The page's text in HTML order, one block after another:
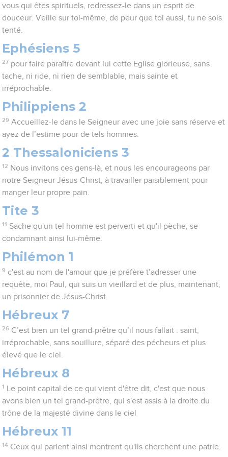
vous qui êtes spirituels, redressez-le dans un esprit de
douceur. Veille sur toi-même, de peur que toi aussi, tu ne sois
tenté.
Ephésiens 5
27 pour faire paraître devant lui cette Eglise glorieuse, sans
tache, ni ride, ni rien de semblable, mais sainte et
irréprochable.
Philippiens 2
29 Accueillez-le dans le Seigneur avec une joie sans réserve et
ayez de l’estime pour de tels hommes.
2 Thessaloniciens 3
12 Nous invitons ces gens-là, et nous les encourageons par
notre Seigneur Jésus-Christ, à travailler paisiblement pour
manger leur propre pain.
Tite 3
11 Sache qu'un tel homme est perverti et qu'il pèche, se
condamnant ainsi lui-même.
Philémon 1
9 c'est au nom de l'amour que je préfère t’adresser une
requête, moi Paul, qui suis un vieillard et de plus, maintenant,
un prisonnier de Jésus-Christ.
Hébreux 7
26 C’est bien un tel grand-prêtre qu’il nous fallait : saint,
irréprochable, sans souillure, séparé des pécheurs et plus
élevé que le ciel.
Hébreux 8
1
Le point capital de ce qui vient d'être dit, c'est que nous
avons bien un tel grand-prêtre, qui s'est assis à la droite du
trône de la majesté divine dans le ciel
Hébreux 11
14 Ceux qui parlent ainsi montrent qu'ils cherchent une patrie.